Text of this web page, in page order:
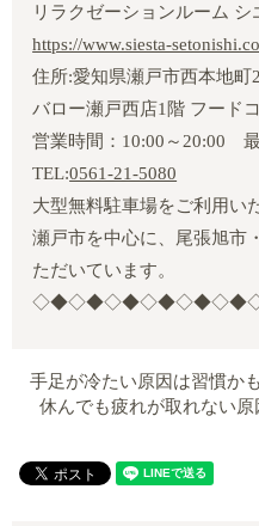
リラクゼーションルーム シ
https://www.siesta-
住所:愛知県瀬戸市西本地町
バロー瀬戸西店1階 フード
営業時間：10:00～20:00
TEL:0561-21-5080
大型無料駐車場をご利用い
瀬戸市を中心に、尾張旭市
ただいています。
手足が冷たい原因は習慣か
休んでも疲れが取れない